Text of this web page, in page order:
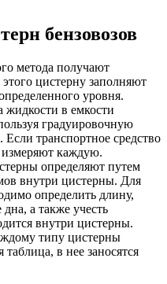
бензовозов
метода получают
цистерну заполняют
уровня.
жидкости в емкости
градуировочную
транспортное средство
измеряют каждую.
определяют путем
внутри цистерны. Для
определить длину,
а также учесть
внутри цистерны.
типу цистерны
таблица, в нее заносятся